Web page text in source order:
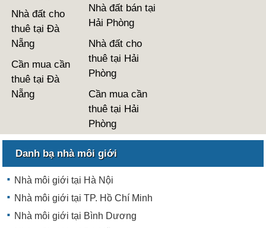
Nhà đất cho
thuê tại Đà
Nẵng
Cần mua cần
thuê tại Đà
Nẵng
Nhà đất bán tại
Hải Phòng
Nhà đất cho
thuê tại Hải
Phòng
Cần mua cần
thuê tại Hải
Phòng
Danh bạ nhà môi giới
Nhà môi giới tại Hà Nội
Nhà môi giới tại TP. Hồ Chí Minh
Nhà môi giới tại Bình Dương